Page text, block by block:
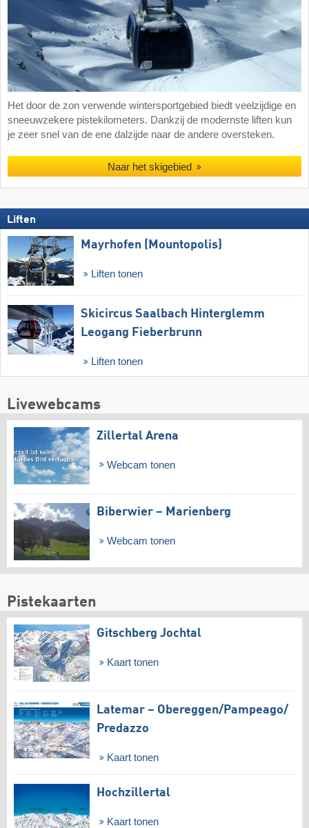
Het door de zon verwende wintersportgebied biedt veelzijdige en
sneeuwzekere pistekilometers. Dankzij de modernste liften kun
je zeer snel van de ene dalzijde naar de andere oversteken.
Naar het skigebied
Liften
Mayrhofen (Mountopolis)
Liften tonen
Skicircus Saalbach Hinterglemm
Leogang Fieberbrunn
Liften tonen
Livewebcams
Zillertal Arena
Webcam tonen
Biberwier – Marienberg
Webcam tonen
Pistekaarten
Gitschberg Jochtal
Kaart tonen
Latemar – Obereggen/​Pampeago/​
Predazzo
Kaart tonen
Hochzillertal
Kaart tonen